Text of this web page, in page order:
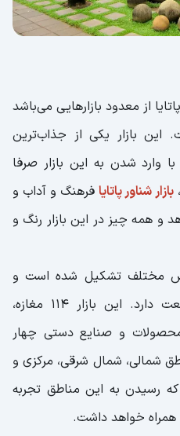
از معدود بازارهایی می‌باشد
بازار یکی از جذاب‌ترین
وارد شدن به این بازار صرفا
بازار شناور پاتایافرهنگ و آداب و
و همه چیز در این بازار رنگ و
بخش مختلف تشکیل شده است و
حدود 100 هزار متر مربع وسعت دارد. این بازار 114 مغازه،
و صنایع دستی چهار
شمالی، شمال شرقی، مرکزی و
رسیدن به این مناطق تجربه
همراه خواهد داشت.